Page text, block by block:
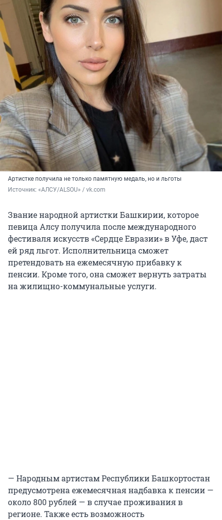
Артистке получила не только памятную медаль, но и льготы
Источник: «АЛСУ/ALSOU» / vk.com
Звание народной артистки Башкирии, которое
певица Алсу получила после международного
фестиваля искусств «Сердце Евразии» в Уфе, даст
ей ряд льгот. Исполнительница сможет
претендовать на ежемесячную прибавку к
пенсии. Кроме того, она сможет вернуть затраты
на жилищно-коммунальные услуги.
— Народным артистам Республики Башкортостан
предусмотрена ежемесячная надбавка к пенсии —
около 800 рублей — в случае проживания в
регионе. Также есть возможность